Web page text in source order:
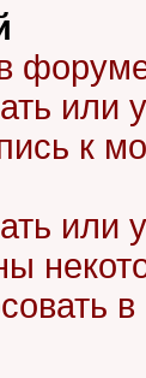
или
к
или